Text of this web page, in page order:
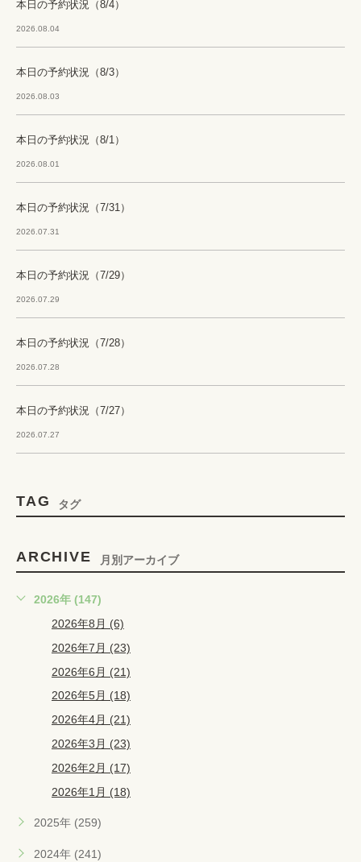
本日の予約状況（8/4）
2026.08.04
本日の予約状況（8/3）
2026.08.03
本日の予約状況（8/1）
2026.08.01
本日の予約状況（7/31）
2026.07.31
本日の予約状況（7/29）
2026.07.29
本日の予約状況（7/28）
2026.07.28
本日の予約状況（7/27）
2026.07.27
TAG タグ
ARCHIVE 月別アーカイブ
2026年 (147)
2026年8月 (6)
2026年7月 (23)
2026年6月 (21)
2026年5月 (18)
2026年4月 (21)
2026年3月 (23)
2026年2月 (17)
2026年1月 (18)
2025年 (259)
2024年 (241)